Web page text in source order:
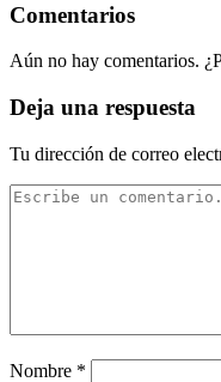
Comentarios
Aún no hay comentarios.
Deja una respuesta
Tu dirección de correo
Nombre *